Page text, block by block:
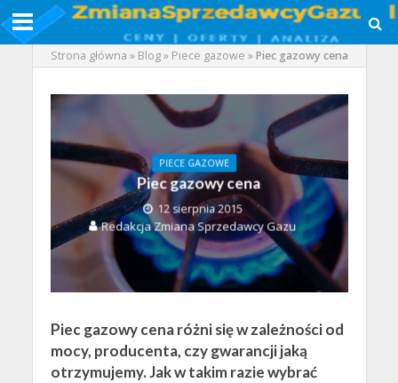
Strona główna » Blog» Piece gazowe »Piec gazowy cena
PIECE GAZOWE
Piec gazowy cena
12 sierpnia 2015
Redakcja Zmiana Sprzedawcy Gazu
Piec gazowy cena różni się w zależności od
mocy, producenta, czy gwarancji jaką
otrzymujemy. Jak w takim razie wybrać